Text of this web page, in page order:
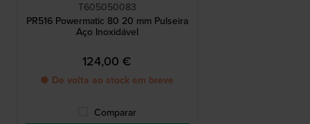
T605050083
PR516 Powermatic 80 20 mm Pulseira
Aço Inoxidável
124,00 €
● De volta ao stock em breve
Comparar